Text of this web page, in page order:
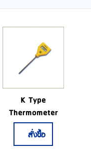
K Type
Thermometer
สั่งซื้อ